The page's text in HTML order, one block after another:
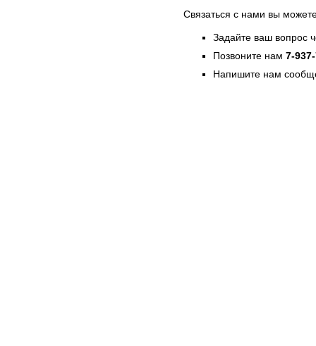
Связаться с нами вы
Задайте ваш вопрос
Позвоните нам 7-
Напишите нам